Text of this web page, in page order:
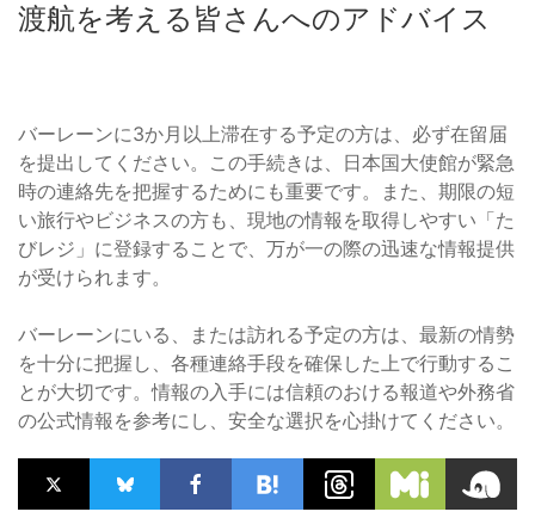
渡航を考える皆さんへのアドバイス
バーレーンに3か月以上滞在する予定の方は、必ず在留届
を提出してください。この手続きは、日本国大使館が緊急
時の連絡先を把握するためにも重要です。また、期限の短
い旅行やビジネスの方も、現地の情報を取得しやすい「た
びレジ」に登録することで、万が一の際の迅速な情報提供
が受けられます。
バーレーンにいる、または訪れる予定の方は、最新の情勢
を十分に把握し、各種連絡手段を確保した上で行動するこ
とが大切です。情報の入手には信頼のおける報道や外務省
の公式情報を参考にし、安全な選択を心掛けてください。